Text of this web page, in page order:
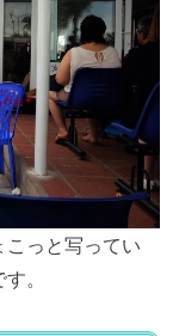
こっと写ってい
。